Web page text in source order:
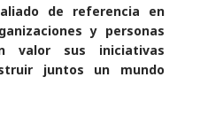
de referencia en
y personas
valor sus iniciativas
juntos un mundo